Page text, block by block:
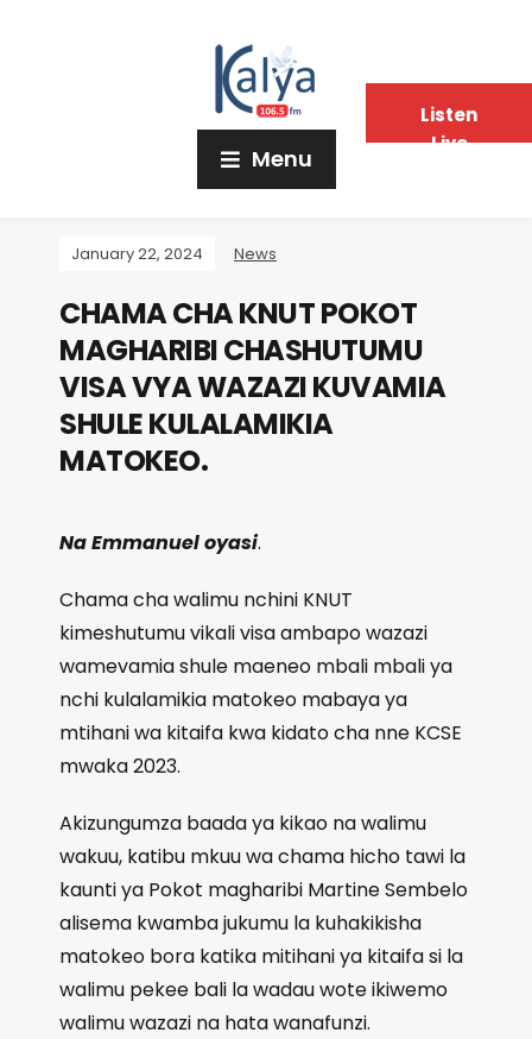
Menu
January 22, 2024 News
CHAMA CHA KNUT POKOT
MAGHARIBI CHASHUTUMU
VISA VYA WAZAZI KUVAMIA
SHULE KULALAMIKIA
MATOKEO.
Na Emmanuel oyasi.
Chama cha walimu nchini KNUT
kimeshutumu vikali visa ambapo wazazi
wamevamia shule maeneo mbali mbali ya
nchi kulalamikia matokeo mabaya ya
mtihani wa kitaifa kwa kidato cha nne KCSE
mwaka 2023.
Akizungumza baada ya kikao na walimu
wakuu, katibu mkuu wa chama hicho tawi la
kaunti ya Pokot magharibi Martine Sembelo
alisema kwamba jukumu la kuhakikisha
matokeo bora katika mitihani ya kitaifa si la
walimu pekee bali la wadau wote ikiwemo
walimu wazazi na hata wanafunzi.
Listen
Live